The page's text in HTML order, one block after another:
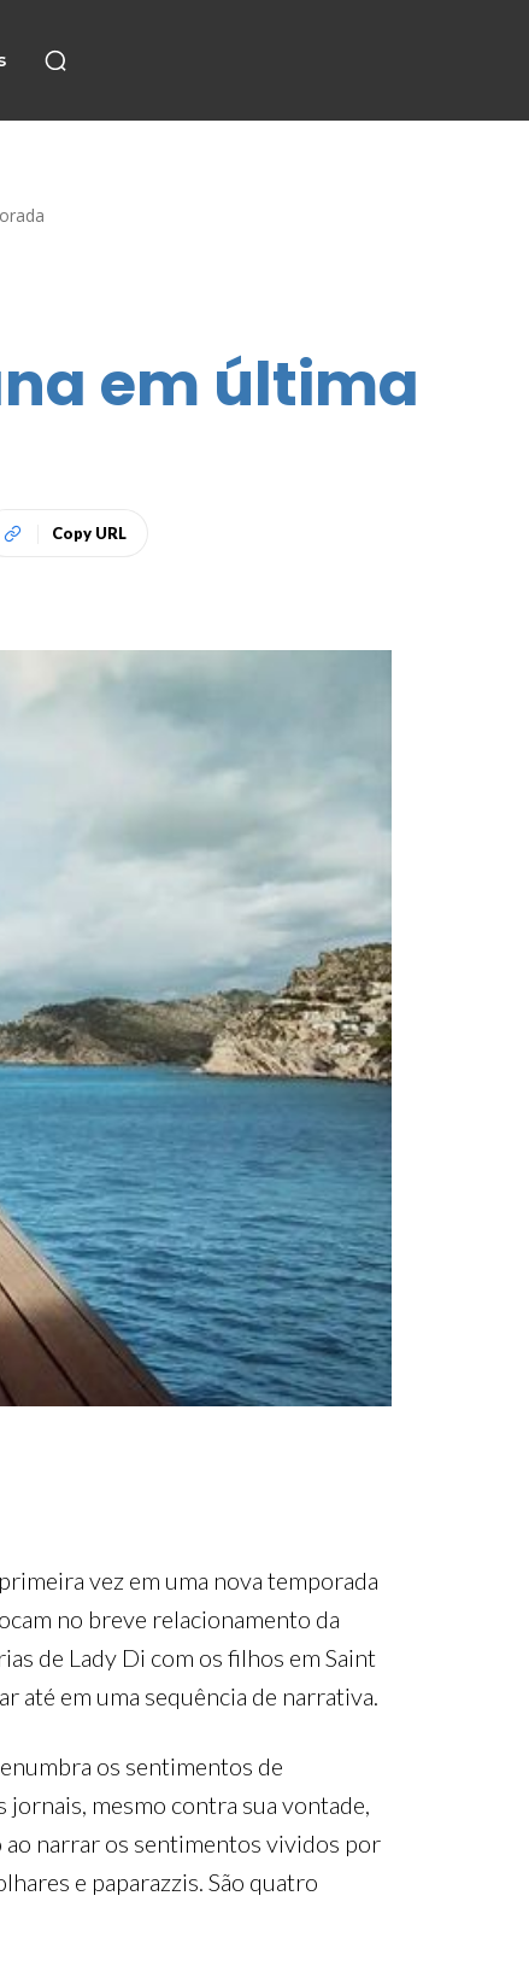
em última
Copy URL
vez em uma nova temporada
no breve relacionamento da
de Lady Di com os filhos em Saint
em uma sequência de narrativa.
os sentimentos de
mesmo contra sua vontade,
narrar os sentimentos vividos por
e paparazzis. São quatro